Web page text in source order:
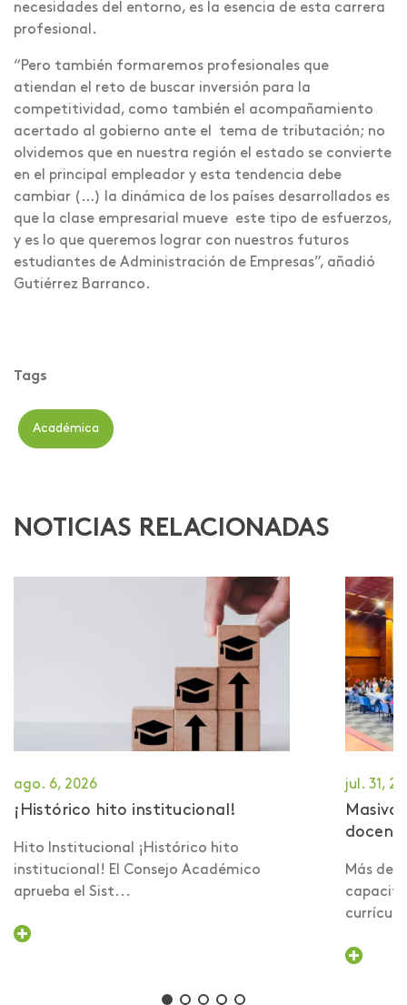
necesidades del entorno, es la esencia de esta carrera
profesional.
“Pero también formaremos profesionales que
atiendan el reto de buscar inversión para la
competitividad, como también el acompañamiento
acertado al gobierno ante el tema de tributación; no
olvidemos que en nuestra región el estado se convierte
en el principal empleador y esta tendencia debe
cambiar (…) la dinámica de los países desarrollados es
que la clase empresarial mueve este tipo de esfuerzos,
y es lo que queremos lograr con nuestros futuros
estudiantes de Administración de Empresas”, añadió
Gutiérrez Barranco.
Tags
Académica
NOTICIAS RELACIONADAS
ago. 6, 2026
¡Histórico hito institucional!
Hito Institucional ¡Histórico hito
institucional! El Consejo Académico
aprueba el Sist...
jul. 31,
Más de